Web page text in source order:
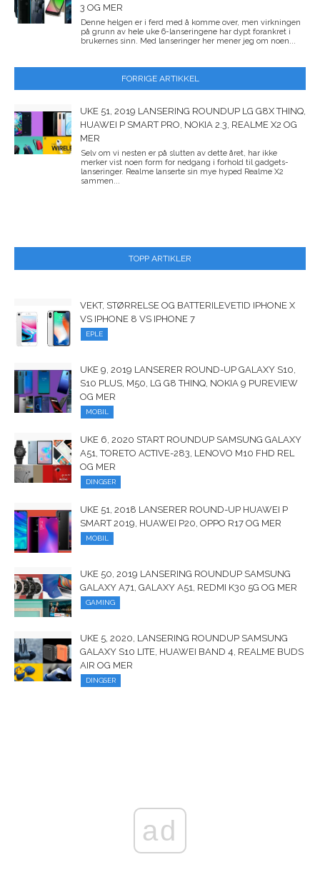
3 OG MER
Denne helgen er i ferd med å komme over, men virkningen
på grunn av hele uke 6-lanseringene har dypt forankret i
brukernes sinn. Med lanseringer her mener jeg om noen...
FORRIGE ARTIKKEL
UKE 51, 2019 LANSERING ROUNDUP LG G8X THINQ,
HUAWEI P SMART PRO, NOKIA 2.3, REALME X2 OG
MER
Selv om vi nesten er på slutten av dette året, har ikke
merker vist noen form for nedgang i forhold til gadgets-
lanseringer. Realme lanserte sin mye hyped Realme X2
sammen...
TOPP ARTIKLER
VEKT, STØRRELSE OG BATTERILEVETID IPHONE X
VS IPHONE 8 VS IPHONE 7
EPLE
UKE 9, 2019 LANSERER ROUND-UP GALAXY S10,
S10 PLUS, M50, LG G8 THINQ, NOKIA 9 PUREVIEW
OG MER
MOBIL
UKE 6, 2020 START ROUNDUP SAMSUNG GALAXY
A51, TORETO ACTIVE-283, LENOVO M10 FHD REL
OG MER
DINGSER
UKE 51, 2018 LANSERER ROUND-UP HUAWEI P
SMART 2019, HUAWEI P20, OPPO R17 OG MER
MOBIL
UKE 50, 2019 LANSERING ROUNDUP SAMSUNG
GALAXY A71, GALAXY A51, REDMI K30 5G OG MER
GAMING
UKE 5, 2020, LANSERING ROUNDUP SAMSUNG
GALAXY S10 LITE, HUAWEI BAND 4, REALME BUDS
AIR OG MER
DINGSER
ad